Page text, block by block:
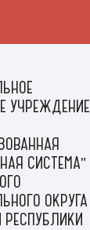
УЧРЕЖДЕНИЕ
СИСТЕМА"
ОКРУГА